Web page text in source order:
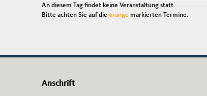
An diesem Tag findet keine Veranstaltung statt.
Bitte achten Sie auf die orange markierten Termine.
Anschrift